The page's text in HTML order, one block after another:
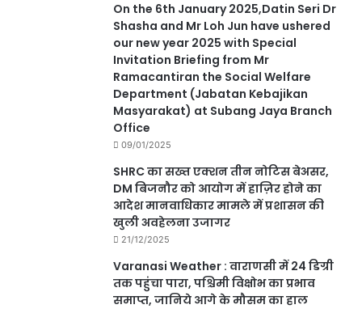
On the 6th January 2025,Datin Seri Dr
Shasha and Mr Loh Jun have ushered
our new year 2025 with Special
Invitation Briefing from Mr
Ramacantiran the Social Welfare
Department (Jabatan Kebajikan
Masyarakat) at Subang Jaya Branch
Office
09/01/2025
SHRC का सख्त एक्शन तीन नोटिस बेअसर,
DM बिजनौर को आयोग में हाज़िर होने का
आदेश मानवाधिकार मामले में प्रशासन की
खुली अवहेलना उजागर
21/12/2025
Varanasi Weather : वाराणसी में 24 डिग्री
तक पहुंचा पारा, पश्चिमी विक्षोभ का प्रभाव
समाप्त, जानिये आगे के मौसम का हाल